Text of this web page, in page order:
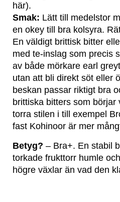
här).
Smak: Lätt till medelstor
en okey till bra kolsyra.
En väldigt brittisk bitter
med te-inslag som precis
av både mörkare earl
utan att bli direkt söt eller
beskan passar riktigt bra
brittiska bitters som
torra stilen i till exempel
fast Kohinoor är mer
Betyg? – Bra+. En stabil
torkade frukttorr humle
högre växlar än vad den